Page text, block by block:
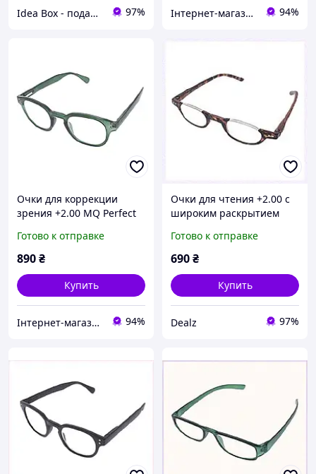
Idea Box - подарки для всей семьи 97% Інтернет-магазин KievMarket 94%
Очки для коррекции
зрения +2.00 MQ Perfect
75E3P7716E
Готово к отправке
890₴
Купить
Інтернет-магазин KievMarket 94%
Очки для чтения +2.00 с
широким раскрытием
Готово к отправке
690₴
Купить
Dealz 97%